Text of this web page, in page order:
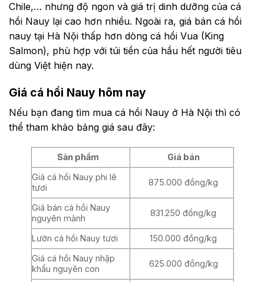
Chile,… nhưng độ ngon và giá trị dinh dưỡng của cá
hồi Nauy lại cao hơn nhiều. Ngoài ra, giá bán cá hồi
nauy tại Hà Nội thấp hơn dòng cá hồi Vua (King
Salmon), phù hợp với túi tiền của hầu hết người tiêu
dùng Việt hiện nay.
Giá cá hồi Nauy hôm nay
Nếu bạn đang tìm mua cá hồi Nauy ở Hà Nội thì có
thể tham khảo bảng giá sau đây:
Sản phẩm
Giá bán
Giá cá hồi Nauy phi lê
tươi
875.000 đồng/kg
Giá bán cá hồi Nauy
nguyên mảnh
831.250 đồng/kg
Lườn cá hồi Nauy tươi
150.000 đồng/kg
Giá cá hồi Nauy nhập
khẩu nguyên con
625.000 đồng/kg